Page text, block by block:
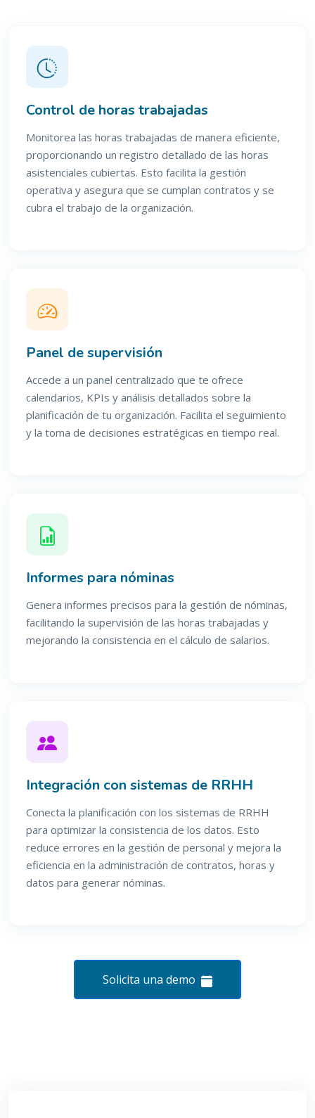
Control de horas trabajadas
Monitorea las horas trabajadas de manera eficiente,
proporcionando un registro detallado de las horas
asistenciales cubiertas. Esto facilita la gestión
operativa y asegura que se cumplan contratos y se
cubra el trabajo de la organización.
Panel de supervisión
Accede a un panel centralizado que te ofrece
calendarios, KPIs y análisis detallados sobre la
planificación de tu organización. Facilita el seguimiento
y la toma de decisiones estratégicas en tiempo real.
Informes para nóminas
Genera informes precisos para la gestión de nóminas,
facilitando la supervisión de las horas trabajadas y
mejorando la consistencia en el cálculo de salarios.
Integración con sistemas de RRHH
Conecta la planificación con los sistemas de RRHH
para optimizar la consistencia de los datos. Esto
reduce errores en la gestión de personal y mejora la
eficiencia en la administración de contratos, horas y
datos para generar nóminas.
Solicita una demo